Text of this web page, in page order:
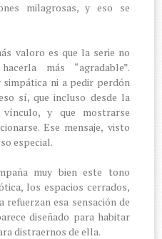
milagrosas, y eso se
valoro es que la serie no
más “agradable”.
ni a pedir perdón
sí, que incluso desde la
y que mostrarse
Ese mensaje, visto
especial.
muy bien este tono
los espacios cerrados,
esa sensación de
diseñado para habitar
distraernos de ella.